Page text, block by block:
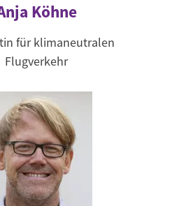
Köhne
für klimaneutralen
Flugverkehr